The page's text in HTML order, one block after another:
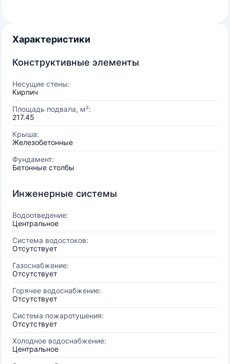
Характеристики
Конструктивные элементы
Несущие стены:
Кирпич
Площадь подвала, м²:
217.45
Крыша:
Железобетонные
Фундамент:
Бетонные столбы
Инженерные системы
Водоотведение:
Центральное
Система водостоков:
Отсутствует
Газоснабжение:
Отсутствует
Горячее водоснабжение:
Отсутствует
Система пожаротушения:
Отсутствует
Холодное водоснабжение:
Центральное